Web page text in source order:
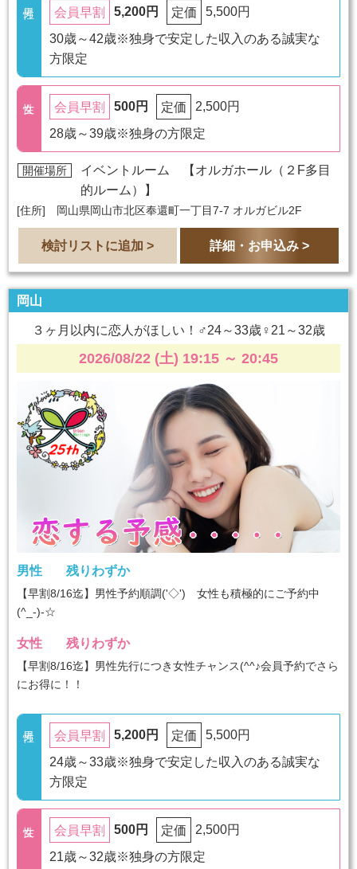
会員早割 5,200円 定価
5,500円
30歳～42歳※独身で安定した収入のある誠実な
方限定
会員早割 500円 定価
2,500円
28歳～39歳※独身の方限定
開催場所 イベントルーム 【 オルガホール（２F多目
的ルーム）
】
[住所] 岡山県岡山市北区奉還町一丁目7-7 オルガビル2F
検討リストに追加 > 詳細・お申込み >
岡山
３ヶ月以内に恋人がほしい！♂24～33歳♀21～32歳
2026/08/22 (土) 19:15 ～ 20:45
男性 残りわずか
【早割8/16迄】男性予約順調('◇')ゞ女性も積極的にご予約中
(^_-)-☆
女性 残りわずか
【早割8/16迄】男性先行につき女性チャンス(^^♪会員予約でさら
にお得に！！
会員早割 5,200円 定価
5,500円
24歳～33歳※独身で安定した収入のある誠実な
方限定
会員早割 500円 定価
2,500円
21歳～32歳※独身の方限定